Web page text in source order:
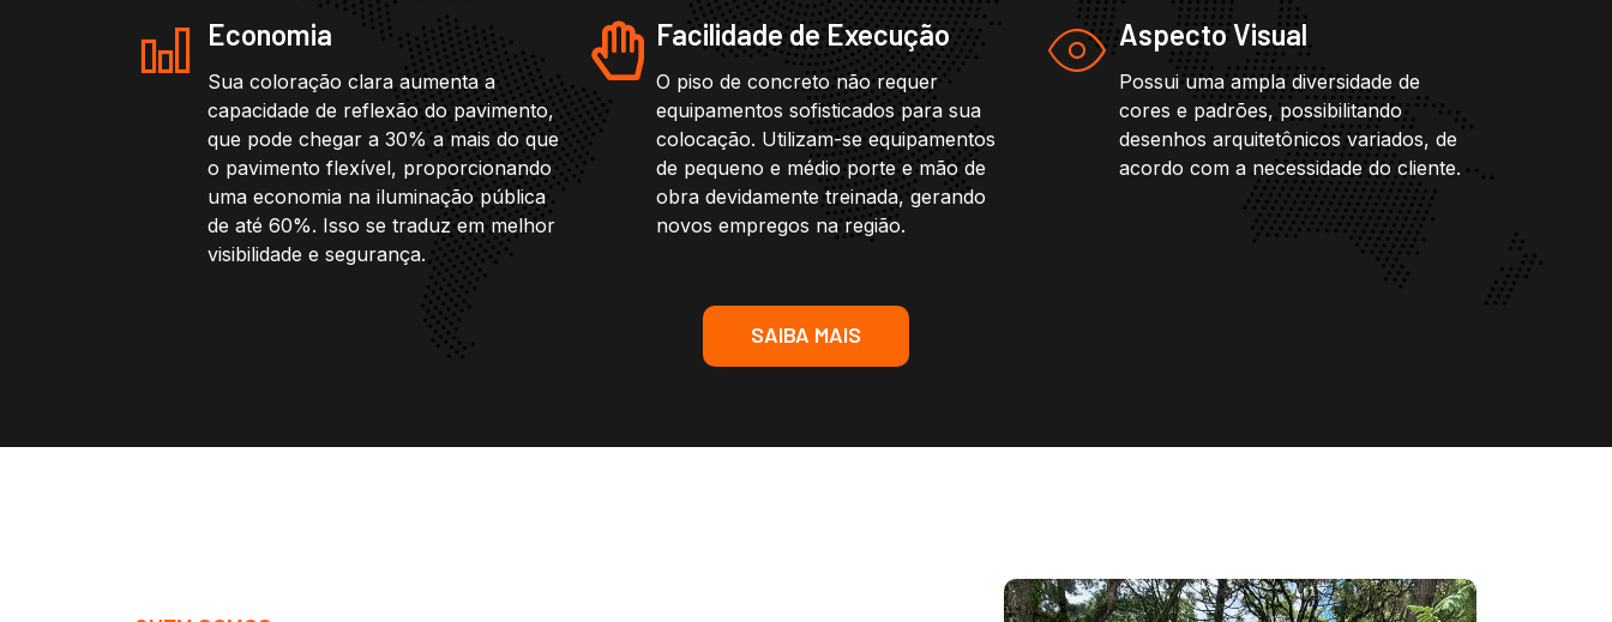
Economia
Sua coloração clara aumenta a
capacidade de reflexão do pavimento,
que pode chegar a 30% a mais do que
o pavimento flexível, proporcionando
uma economia na iluminação pública
de até 60%. Isso se traduz em melhor
visibilidade e segurança.
Facilidade de Execução
O piso de concreto não requer
equipamentos sofisticados para sua
colocação. Utilizam-se equipamentos
de pequeno e médio porte e mão de
obra devidamente treinada, gerando
novos empregos na região.
Aspecto Visual
Possui uma ampla diversidade de
cores e padrões, possibilitando
desenhos arquitetônicos variados, de
acordo com a necessidade do cliente.
SAIBA MAIS